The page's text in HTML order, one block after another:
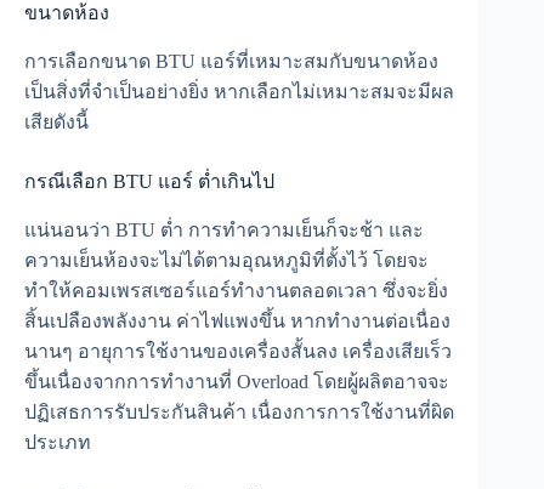
ขนาดห้อง
การเลือกขนาด BTU แอร์ที่เหมาะสมกับขนาดห้อง
เป็นสิ่งที่จำเป็นอย่างยิ่ง หากเลือกไม่เหมาะสมจะมีผล
เสียดังนี้
กรณีเลือก BTU แอร์ ต่ำเกินไป
แน่นอนว่า BTU ต่ำ การทำความเย็นก็จะช้า และ
ความเย็นห้องจะไม่ได้ตามอุณหภูมิที่ตั้งไว้ โดยจะ
ทำให้คอมเพรสเซอร์แอร์ทำงานตลอดเวลา ซึ่งจะยิ่ง
สิ้นเปลืองพลังงาน ค่าไฟแพงขึ้น หากทำงานต่อเนื่อง
นานๆ อายุการใช้งานของเครื่องสั้นลง เครื่องเสียเร็ว
ขึ้นเนื่องจากการทำงานที่ Overload โดยผู้ผลิตอาจจะ
ปฏิเสธการรับประกันสินค้า เนื่องการการใช้งานที่ผิด
ประเภท